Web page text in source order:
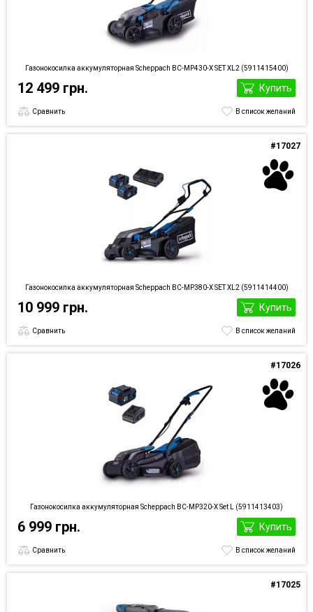
Газонокосилка аккумуляторная Scheppach BC-MP430-X SET XL2 (5911415400)
12 499 грн. Купить
Сравнить В список желаний
Газонокосилка аккумуляторная Scheppach BC-MP380-X SET XL2 (5911414400)
#17027
10 999 грн. Купить
Сравнить В список желаний
Газонокосилка аккумуляторная Scheppach BC-MP320-X Set L (5911413403)
#17026
6 999 грн. Купить
Сравнить В список желаний
#17025